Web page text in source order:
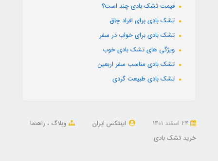
قیمت تشک بادی چند است؟
تشک بادی برای افراد چاق
تشک بادی برای خواب در سفر
ویژگی های تشک بادی خوب
تشک بادی مناسب سفر اربعین
تشک بادی طبیعت گردی
اینتکس ایران وبلاگ
راهنما
خرید تشک بادی